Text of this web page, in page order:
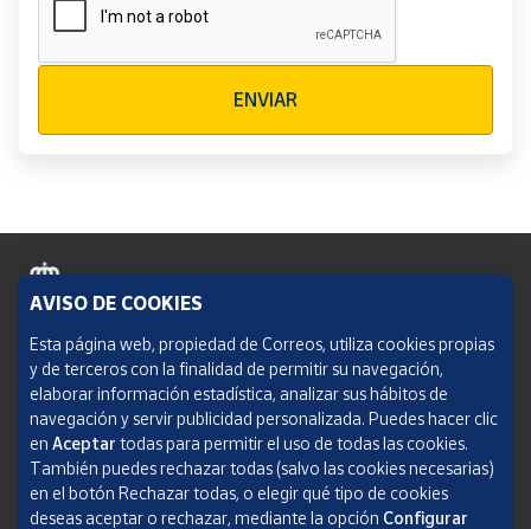
ENVIAR
Política de cookies
Aviso legal
Condiciones del servicio
Política de Privacidad Web
AVISO DE COOKIES
Esta página web, propiedad de Correos, utiliza cookies propias
y de terceros con la finalidad de permitir su navegación,
elaborar información estadística, analizar sus hábitos de
navegación y servir publicidad personalizada. Puedes hacer clic
en Aceptar todas para permitir el uso de todas las cookies.
También puedes rechazar todas (salvo las cookies necesarias)
en el botón Rechazar todas, o elegir qué tipo de cookies
deseas aceptar o rechazar, mediante la opción Configurar